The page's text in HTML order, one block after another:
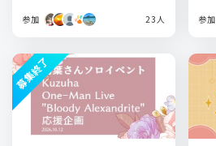
参加 23人 参加
募集終了